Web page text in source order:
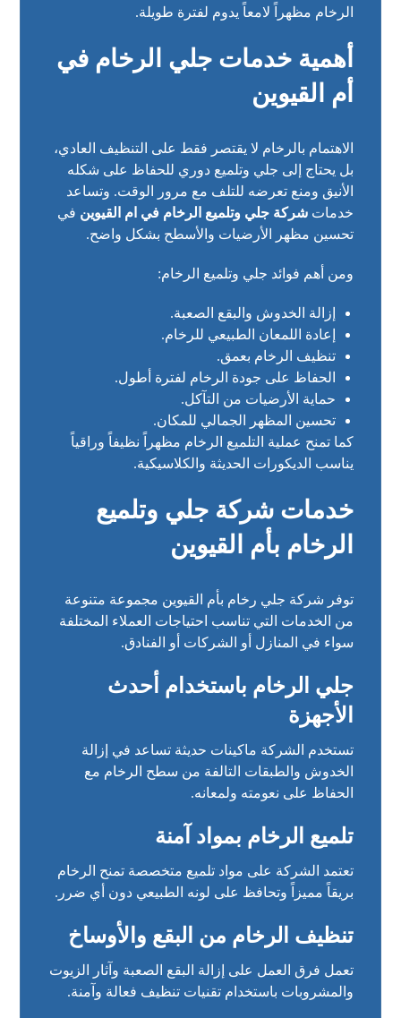
الرخام مظهراً لامعاً يدوم لفترة طويلة.
أهمية خدمات جلي الرخام في
أم القيوين
الاهتمام بالرخام لا يقتصر فقط على التنظيف العادي،
بل يحتاج إلى جلي وتلميع دوري للحفاظ على شكله
الأنيق ومنع تعرضه للتلف مع مرور الوقت. وتساعد
خدماتشركة جلي وتلميع الرخام في ام القيوين في
تحسين مظهر الأرضيات والأسطح بشكل واضح.
ومن أهم فوائد جلي وتلميع الرخام:
إزالة الخدوش والبقع الصعبة.
إعادة اللمعان الطبيعي للرخام.
تنظيف الرخام بعمق.
الحفاظ على جودة الرخام لفترة أطول.
حماية الأرضيات من التآكل.
تحسين المظهر الجمالي للمكان.
كما تمنح عملية التلميع الرخام مظهراً نظيفاً وراقياً
يناسب الديكورات الحديثة والكلاسيكية.
خدمات شركة جلي وتلميع
الرخام بأم القيوين
توفر شركة جلي رخام بأم القيوين مجموعة متنوعة
من الخدمات التي تناسب احتياجات العملاء المختلفة
سواء في المنازل أو الشركات أو الفنادق.
جلي الرخام باستخدام أحدث
الأجهزة
تستخدم الشركة ماكينات حديثة تساعد في إزالة
الخدوش والطبقات التالفة من سطح الرخام مع
الحفاظ على نعومته ولمعانه.
تلميع الرخام بمواد آمنة
تعتمد الشركة على مواد تلميع متخصصة تمنح الرخام
بريقاً مميزاً وتحافظ على لونه الطبيعي دون أي ضرر.
تنظيف الرخام من البقع والأوساخ
تعمل فرق العمل على إزالة البقع الصعبة وآثار الزيوت
والمشروبات باستخدام تقنيات تنظيف فعالة وآمنة.